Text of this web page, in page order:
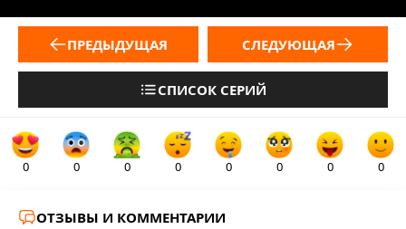
ПРЕДЫДУЩАЯ
СПИСОК СЕРИЙ
СЛЕДУЮЩАЯ
0 0 0 0 0 0 0 0
ОТЗЫВЫ И КОММЕНТАРИИ